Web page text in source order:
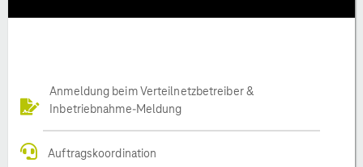
Anmeldung beim Verteilnetzbetreiber &
Inbetriebnahme-Meldung
Auftragskoordination